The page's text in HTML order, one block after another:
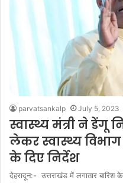
parvatsankalp July 5, 2023
स्वास्थ्य मंत्री ने डेंगू
लेकर स्वास्थ्य
के दिए निर्देश
देहरादून:- उत्तराखंड में लगातार